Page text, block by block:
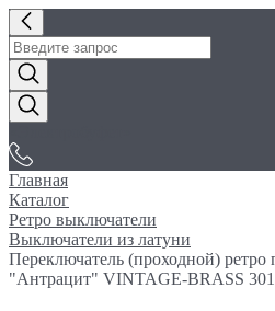
Главная
Каталог
Ретро выключатели
Выключатели из латуни
Переключатель (проходной)
"Антрацит" VINTAGE-BRASS